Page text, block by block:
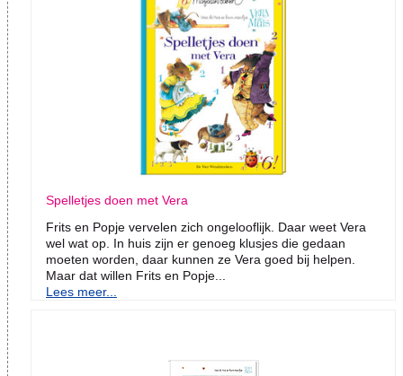
Spelletjes doen met Vera
Frits en Popje vervelen zich ongelooflijk. Daar weet Vera
wel wat op. In huis zijn er genoeg klusjes die gedaan
moeten worden, daar kunnen ze Vera goed bij helpen.
Maar dat willen Frits en Popje...
Lees meer...